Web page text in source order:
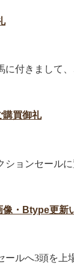
に付きまして
買御礼
ションセール
・Btype更新
ールへ3頭を